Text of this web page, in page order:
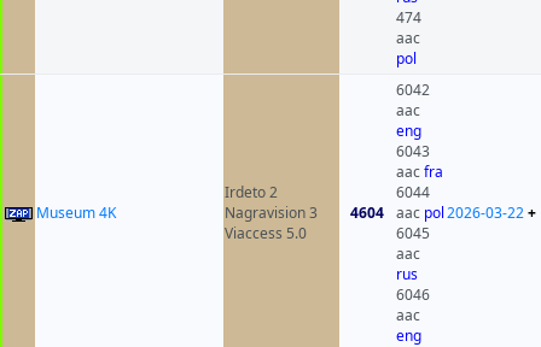
474
aac
pol
Museum 4K
Irdeto 2
Nagravision 3
Viaccess 5.0
4604
6042
aac
eng
6043
aacfra
6044
aac pol
6045
aac
rus
6046
aac
eng
2026-03-22+